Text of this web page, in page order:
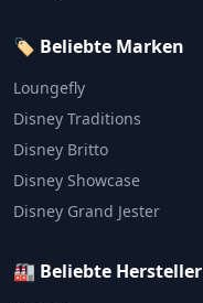
🏷️ Beliebte Marken
Loungefly
Disney Traditions
Disney Britto
Disney Showcase
Disney Grand Jester
🏭 Beliebte Hersteller